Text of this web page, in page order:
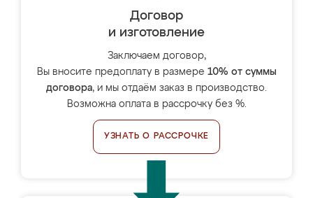
Договор
и изготовление
Заключаем договор,
Вы вносите предоплату в размере 10% от суммы
договора, и мы отдаём заказ в производство.
Возможна оплата в рассрочку без %.
УЗНАТЬ О РАССРОЧКЕ